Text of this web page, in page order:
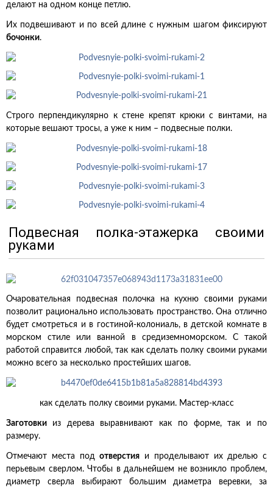
делают на одном конце петлю.
Их подвешивают и по всей длине с нужным шагом фиксируют
бочонки.
Строго перпендикулярно к стене крепят крюки с винтами, на
которые вешают тросы, а уже к ним – подвесные полки.
Подвесная полка-этажерка своими
руками
Очаровательная подвесная полочка на кухню своими руками
позволит рационально использовать пространство. Она отлично
будет смотреться и в гостиной-колониаль, в детской комнате в
морском стиле или ванной в средиземноморском. С такой
работой справится любой, так как сделать полку своими руками
можно всего за несколько простейших шагов.
как сделать полку своими руками. Мастер-класс
Заготовки из дерева выравнивают как по форме, так и по
размеру.
Отмечают места подотверстия и проделывают их дрелью с
перьевым сверлом. Чтобы в дальнейшем не возникло проблем,
диаметр сверла выбирают большим диаметра веревки, за